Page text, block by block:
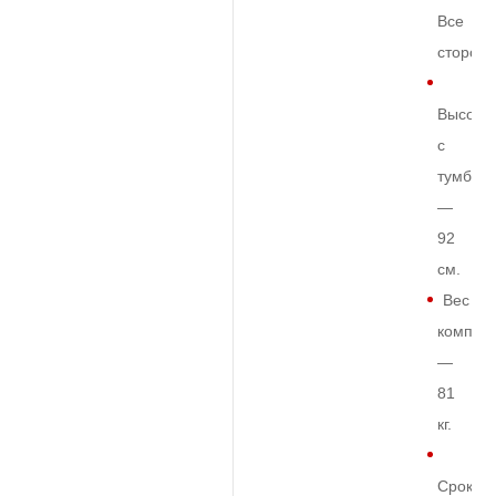
Все
Высота
с
тумбой
—
92
см.
Вес
—
81
кг.
Срок